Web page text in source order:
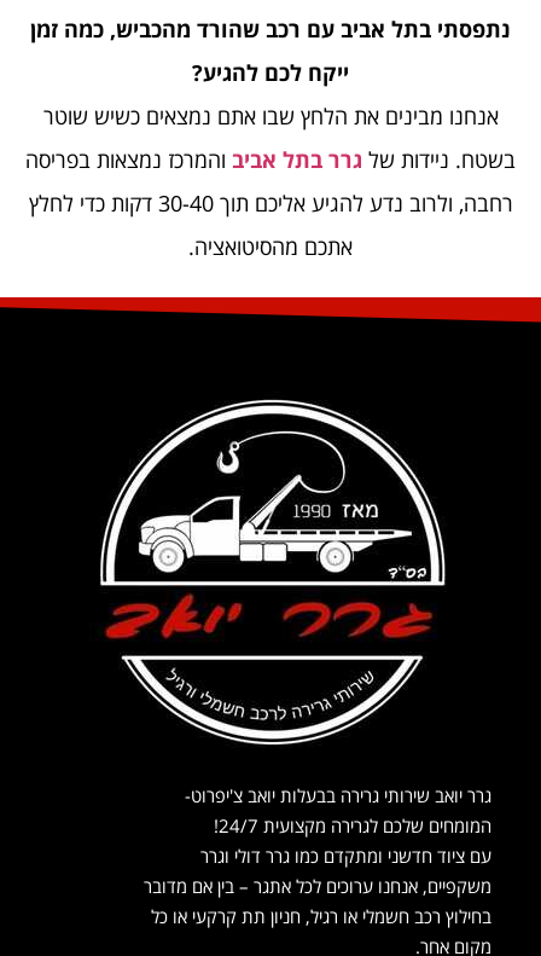
נתפסתי בתל אביב עם רכב שהורד מהכביש, כמה זמן
ייקח לכם להגיע?
אנחנו מבינים את הלחץ שבו אתם נמצאים כשיש שוטר
בשטח. ניידות של גרר בתל אביב והמרכז נמצאות בפריסה
רחבה, ולרוב נדע להגיע אליכם תוך 30-40 דקות כדי לחלץ
אתכם מהסיטואציה.
גרר יואב שירותי גרירה בבעלות יואב צ'יפרוט-
המומחים שלכם לגרירה מקצועית 24/7!
עם ציוד חדשני ומתקדם כמו גרר דולי וגרר
משקפיים, אנחנו ערוכים לכל אתגר – בין אם מדובר
בחילוץ רכב חשמלי או רגיל, חניון תת קרקעי או כל
מקום אחר.